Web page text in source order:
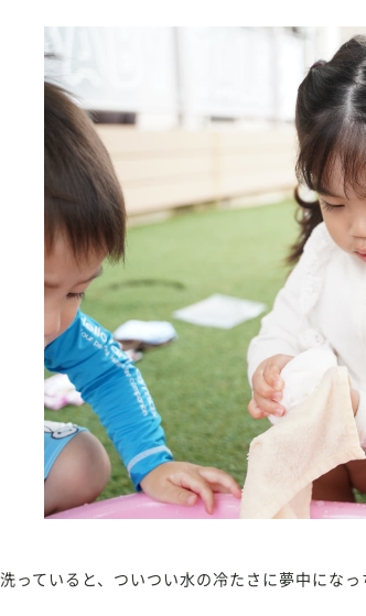
洗っていると、ついつい水の冷たさに夢中になっ